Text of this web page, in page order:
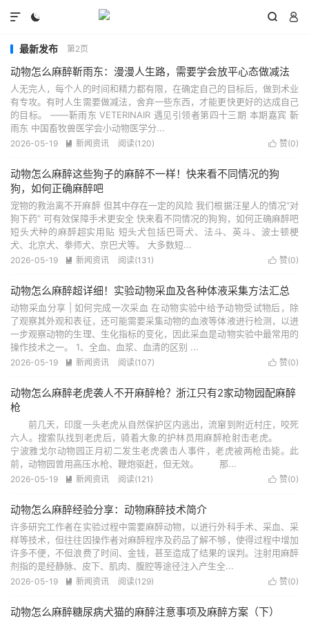
  

最新发布 第2页
动物怎么麻醉靳雨东：漫漫人生路，需要学会放平心态做减法
人无完人，每个人的时间和精力都有限，在确定自己的目标后，做到术业
有专攻。有时人生需要做减法，舍弃一些东西，才能更快更好的达成自己
的目标。 ——靳雨东 VETERINAIR 遇见引领者第四十三期 本期嘉宾 靳
雨东 中国畜牧兽医学会小动物医学分...
 赞(0)
2026-05-19  新闻资讯 阅读(120)
动物怎么麻醉这些狗子的麻醉不一样！快来看不同情况的狗
狗，如何正确麻醉吧
宠物的救治离不开麻醉 但其中存在一定的风险 我们根据汪星人的情况“对
狗下药” 可有效保障手术更安全 快来看不同情况的狗狗，如何正确麻醉吧
短头犬种的麻醉超实用贴 短头犬包括巴哥犬、法斗、英斗、波士顿梗
犬、北京犬、拳师犬、京巴犬等。 大多数短...
 赞(0)
2026-05-19  新闻资讯 阅读(131)
动物怎么麻醉超详细！实验动物采血及各种体液采集方法汇总
动物采血分享 | 如何完成一次采血 在动物实验中给予动物受试物后，除
了观察其外观和表征，还可能需要采集动物的血液等体液进行检测，以进
一步观察动物的生理、生化指标的变化，因此采血是动物实验中最常用的
操作技术之一。 1、全血、血浆、血清的区别 ...
 赞(0)
2026-05-19  新闻资讯 阅读(107)
动物怎么麻醉老虎袭人不开麻醉枪？浙江只有2家动物园配麻醉
枪
前几天，印度一头老虎从自然保护区内逃出，流窜到附近村庄，咬死
六人。搜索队找到老虎后，骑着大象的护林员用麻醉枪射击老虎。
宁波雅戈尔动物园正月初二发生老虎袭击人事件，老虎被两枪击毙。此
前，动物园曾用高压水枪、鞭炮驱赶，但无效。 那...
 赞(0)
2026-05-19  新闻资讯 阅读(121)
动物怎么麻醉经验分享：动物麻醉技术简介
许多研究工作者在实验过程中需要麻醉动物，以进行外科手术、采血、采
样等技术，但往往因操作者对麻醉程序及药品了解不够，使得过程中增加
许多不便，不但浪费了时间、金钱，甚至造成了结果的误判。注射用麻醉
剂指的是经静脉、皮下、肌肉、腹腔等途径注入产生全...
 赞(0)
2026-05-19  新闻资讯 阅读(129)
动物怎么麻醉糖尿病犬猫的麻醉注意事项及麻醉方案（下）